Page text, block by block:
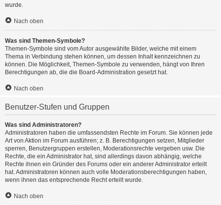
wurde.
Nach oben
Was sind Themen-Symbole?
Themen-Symbole sind vom Autor ausgewählte Bilder, welche mit einem
Thema in Verbindung stehen können, um dessen Inhalt kennzeichnen zu
können. Die Möglichkeit, Themen-Symbole zu verwenden, hängt von Ihren
Berechtigungen ab, die die Board-Administration gesetzt hat.
Nach oben
Benutzer-Stufen und Gruppen
Was sind Administratoren?
Administratoren haben die umfassendsten Rechte im Forum. Sie können jede
Art von Aktion im Forum ausführen; z. B. Berechtigungen setzen, Mitglieder
sperren, Benutzergruppen erstellen, Moderationsrechte vergeben usw. Die
Rechte, die ein Administrator hat, sind allerdings davon abhängig, welche
Rechte ihnen ein Gründer des Forums oder ein anderer Administrator erteilt
hat. Administratoren können auch volle Moderationsberechtigungen haben,
wenn ihnen das entsprechende Recht erteilt wurde.
Nach oben